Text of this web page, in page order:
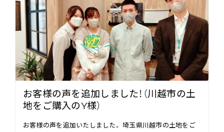
お客様の声を追加しました！（川越市の土
地をご購入のY様）
お客様の声を追加いたしました。 埼玉県川越市の土地をご